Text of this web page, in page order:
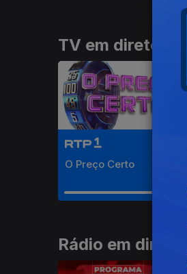
TV em direto
O Preço Certo
Rádio em direto